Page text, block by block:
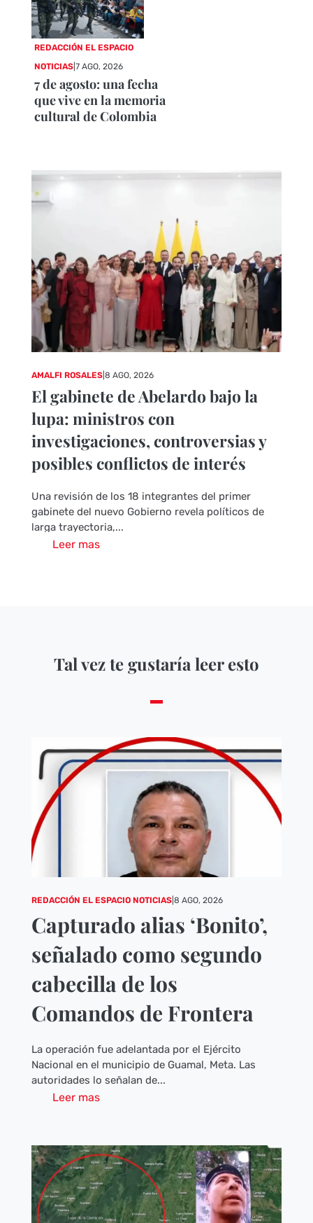
REDACCIÓN EL ESPACIO
NOTICIAS |7 AGO, 2026
7 de agosto: una fecha
que vive en la memoria
cultural de Colombia
AMALFI ROSALES| 8 AGO, 2026
El gabinete de Abelardo bajo la
lupa: ministros con
investigaciones, controversias y
posibles conflictos de interés
Una revisión de los 18 integrantes del primer
gabinete del nuevo Gobierno revela políticos de
larga trayectoria,...
Leer mas
Tal vez te gustaría leer esto
REDACCIÓN EL ESPACIO NOTICIAS| 8 AGO, 2026
Capturado alias ‘Bonito’,
señalado como segundo
cabecilla de los
Comandos de Frontera
La operación fue adelantada por el Ejército
Nacional en el municipio de Guamal, Meta. Las
autoridades lo señalan de...
Leer mas